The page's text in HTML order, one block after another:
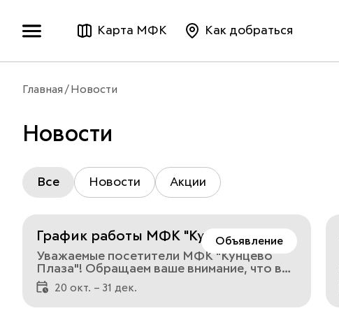
Карта МФК Как добраться
Главная Новости
Новости
Все Новости Акции
Объявление
График работы МФК "Кунцево
Плаза"
Уважаемые посетители МФК "Кунцево
Плаза"! Обращаем ваше внимание, что все
предприятия МФК "Кунцево Плаза"
работают с 10:00 до 22:00 ежедневно,
кроме:• Ашан — 08:00-00:00• La Habana —
20 окт. – 31 дек.